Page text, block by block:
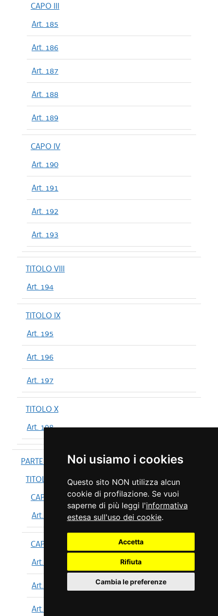
Noi usiamo i cookies
Questo sito NON utilizza alcun
cookie di profilazione. Se vuoi
saperne di più leggi l'informativa
estesa sull'uso dei cookie.
Accetta
Rifiuta
Cambia le preferenze
CAPO III
Art. 185
Art. 186
Art. 187
Art. 188
Art. 189
CAPO IV
Art. 190
Art. 191
Art. 192
Art. 193
TITOLO VIII
Art. 194
TITOLO IX
Art. 195
Art. 196
Art. 197
TITOLO X
Art. 198
PARTE IV
TITOLO I
CAPO I
Art. 199
CAPO II
Art. 200
Art. 201
Art. 202